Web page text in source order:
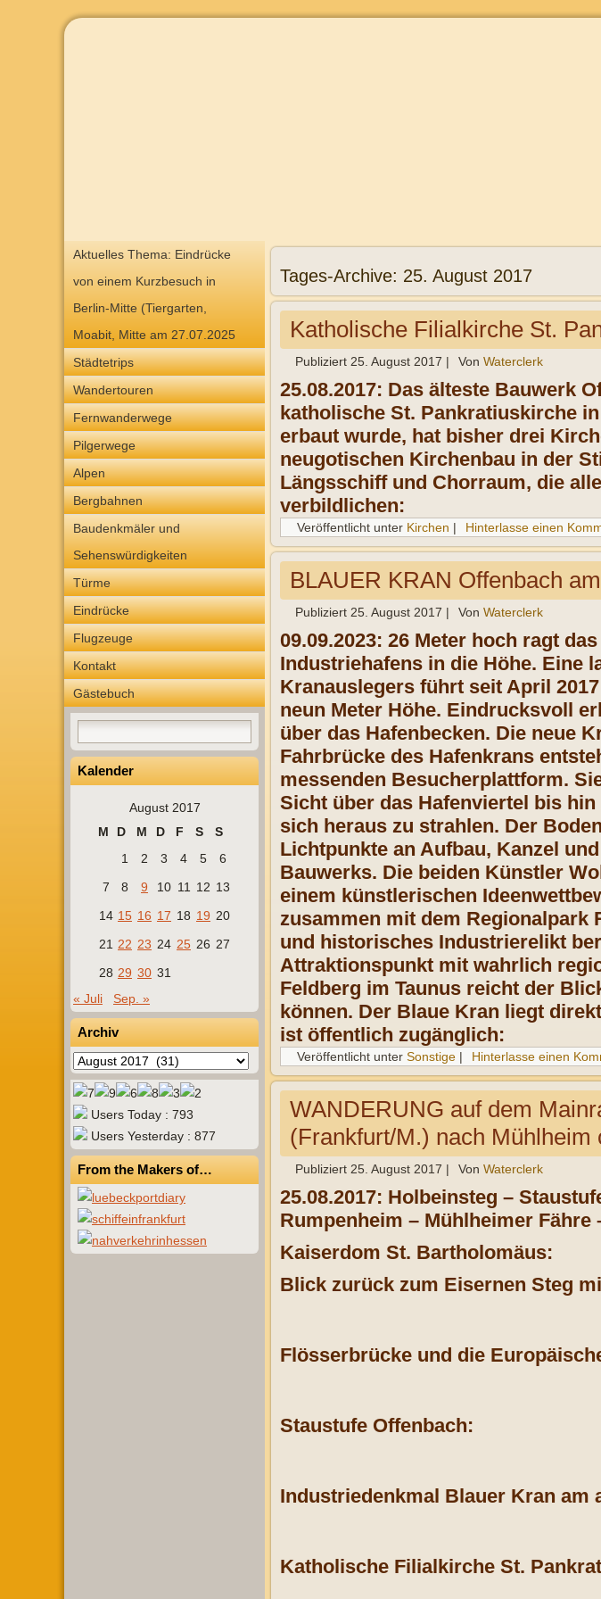
Aktuelles Thema: Eindrücke
von einem Kurzbesuch in
Berlin-Mitte (Tiergarten,
Moabit, Mitte am 27.07.2025
Städtetrips
Wandertouren
Fernwanderwege
Pilgerwege
Alpen
Bergbahnen
Baudenkmäler und
Sehenswürdigkeiten
Türme
Eindrücke
Flugzeuge
Kontakt
Gästebuch
Kalender
August 2017
M
D M D F S
S
1
2 3 4 5
6
7
8 9 10 11 12 13
14 15 16 17 18 19 20
21 22 23 24 25 26 27
28 29 30 31
« Juli
Sep. »
Archiv
Archiv
Users Today : 793
Users Yesterday : 877
From the Makers of…
Tages-Archive: 25. August 2017
Katholische Filialkirche St.
Publiziert 25. August 2017 | Von Waterclerk
25.08.2017: Das älteste Bauwerk
katholische St. Pankratiuskirche
erbaut wurde, hat bisher drei
neugotischen Kirchenbau in der
Längsschiff und Chorraum, die
verbildlichen:
Veröffentlicht unter Kirchen | Hinterlasse einen
BLAUER KRAN Offenbach
Publiziert 25. August 2017 | Von Waterclerk
09.09.2023: 26 Meter hoch ragt
Industriehafens in die Höhe. Eine
Kranauslegers führt seit April
neun Meter Höhe. Eindrucksvoll
über das Hafenbecken. Die neue
Fahrbrücke des Hafenkrans
messenden Besucherplattform.
Sicht über das Hafenviertel bis
sich heraus zu strahlen. Der
Lichtpunkte an Aufbau, Kanzel
Bauwerks. Die beiden Künstler
einem künstlerischen
zusammen mit dem Regionalpark
und historisches Industrierelikt
Attraktionspunkt mit wahrlich
Feldberg im Taunus reicht der
können. Der Blaue Kran liegt
ist öffentlich zugänglich:
Veröffentlicht unter Sonstige | Hinterlasse einen
WANDERUNG auf dem
(Frankfurt/M.) nach Mühlheim
Publiziert 25. August 2017 | Von Waterclerk
25.08.2017: Holbeinsteg –
Rumpenheim – Mühlheimer Fähre
Kaiserdom St. Bartholomäus:
Blick zurück zum Eisernen Steg
Flösserbrücke und die
Staustufe Offenbach:
Industriedenkmal Blauer Kran am
Katholische Filialkirche St.